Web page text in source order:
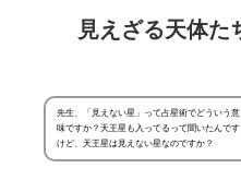
見えざる天体た
先生、「見えない星」って占星術でどういう意
味ですか？天王星も入ってるって聞いたんです
けど、天王星は見えない星なのですか？